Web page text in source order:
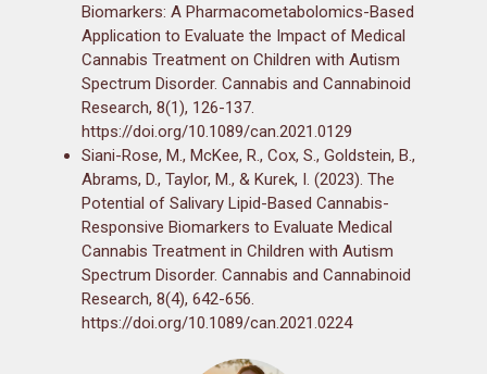
Biomarkers: A Pharmacometabolomics-Based
Application to Evaluate the Impact of Medical
Cannabis Treatment on Children with Autism
Spectrum Disorder. Cannabis and Cannabinoid
Research, 8(1), 126-137.
https://doi.org/10.1089/can.2021.0129
Siani-Rose, M., McKee, R., Cox, S., Goldstein, B.,
Abrams, D., Taylor, M., & Kurek, I. (2023). The
Potential of Salivary Lipid-Based Cannabis-
Responsive Biomarkers to Evaluate Medical
Cannabis Treatment in Children with Autism
Spectrum Disorder. Cannabis and Cannabinoid
Research, 8(4), 642-656.
https://doi.org/10.1089/can.2021.0224